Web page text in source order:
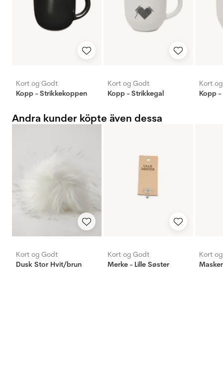
Kort og Godt
Kopp - Strikkekoppen
Kort og Godt
Kopp - Strikkegal
Kort
Kopp
Andra kunder köpte även dessa
Kort og Godt
Dusk Stor Hvit/brun
Kort og Godt
Merke - Lille Søster
Kort